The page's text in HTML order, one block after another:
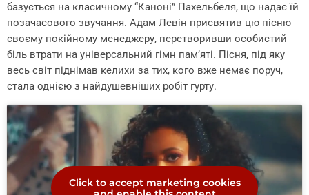
базується на класичному “Каноні” Пахельбеля, що надає їй
позачасового звучання. Адам Левін присвятив цю пісню
своєму покійному менеджеру, перетворивши особистий
біль втрати на універсальний гімн пам’яті. Пісня, під яку
весь світ піднімав келихи за тих, кого вже немає поруч,
стала однією з найдушевніших робіт гурту.
Click to accept marketing cookies